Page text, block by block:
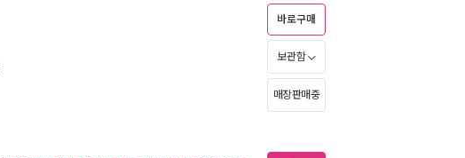
바로구매
보관함
매장판매중